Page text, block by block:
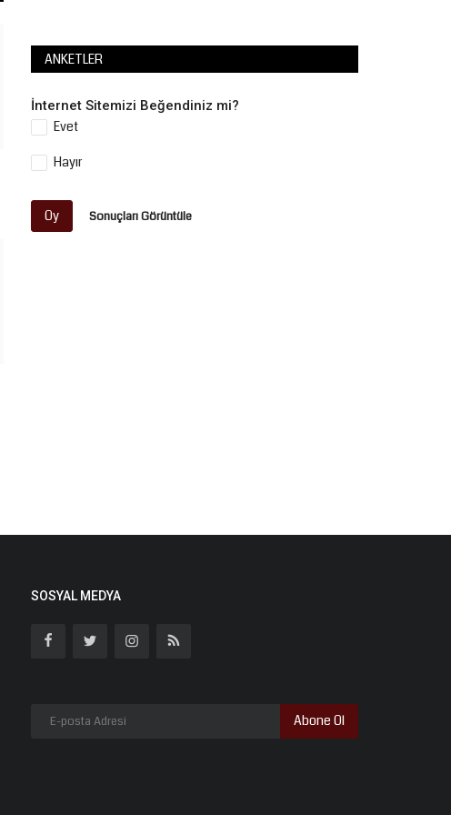
ANKETLER
İnternet Sitemizi Beğendiniz mi?
Evet
Hayır
Oy Sonuçları Görüntüle
SOSYAL MEDYA
Abone Ol